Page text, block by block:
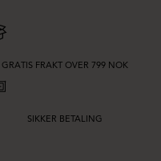
GRATIS FRAKT OVER 799 NOK
SIKKER BETALING